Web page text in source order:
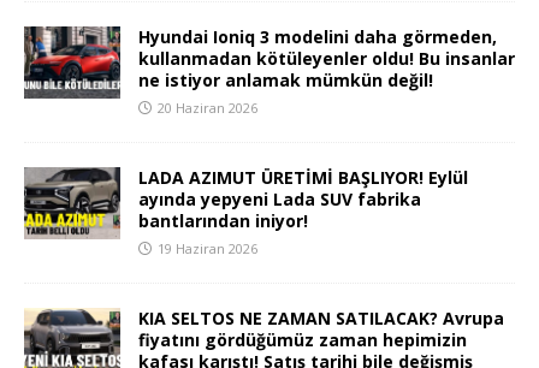
Hyundai Ioniq 3 modelini daha görmeden,
kullanmadan kötüleyenler oldu! Bu insanlar
ne istiyor anlamak mümkün değil!
20 Haziran 2026
LADA AZIMUT ÜRETİMİ BAŞLIYOR! Eylül
ayında yepyeni Lada SUV fabrika
bantlarından iniyor!
19 Haziran 2026
KIA SELTOS NE ZAMAN SATILACAK? Avrupa
fiyatını gördüğümüz zaman hepimizin
kafası karıştı! Satış tarihi bile değişmiş